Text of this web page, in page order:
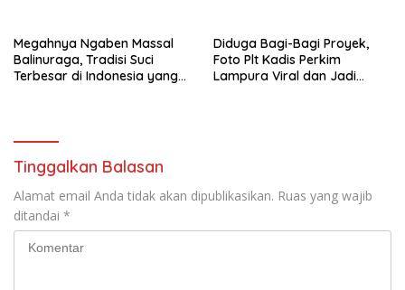
Megahnya Ngaben Massal
Balinuraga, Tradisi Suci
Terbesar di Indonesia yang
Diduga Bagi-Bagi Proyek,
Foto Plt Kadis Perkim
Lampura Viral dan Jadi
Tinggalkan Balasan
Alamat email Anda tidak akan dipublikasikan. Ruas yang wajib
ditandai *